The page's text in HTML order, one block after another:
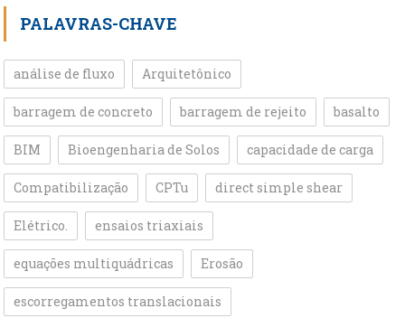
PALAVRAS-CHAVE
análise de fluxo Arquitetônico
barragem de concreto barragem de rejeito basalto
BIM Bioengenharia de Solos capacidade de carga
Compatibilização CPTu direct simple shear
Elétrico. ensaios triaxiais
equações multiquádricas Erosão
escorregamentos translacionais